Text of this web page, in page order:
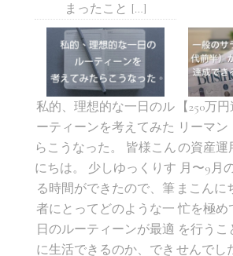
まったこと […]
私的、理想的な一日のル
ーティーンを考えてみた
らこうなった。 皆様こん
にちは。 少しゆっくりす
る時間ができたので、筆
者にとってどのような一
日のルーティーンが最適
に生活できるのか、でき
【250万
リーマン
の資産運
月〜9月
まこんに
忙を極め
を行うこ
せんでし